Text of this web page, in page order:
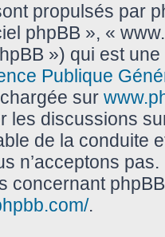
propulsés par
phpBB », «
») qui est
Publique
sur
les discussions
de la conduite
n’acceptons
concernant
.